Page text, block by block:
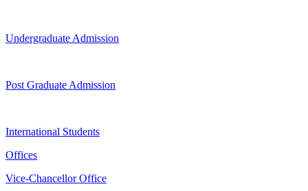
Undergraduate Admission
Post Graduate Admission
International Students
Offices
Vice-Chancellor Office